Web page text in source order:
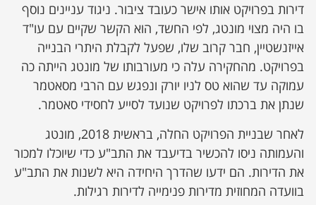
דירות בפרויקט אותו אישר כעובד ציבור. ניגוד עניינים נוסף
בו היה מצוי מונטג, לפי החשד, הוא הקשר שקיים עם עו"ד
אייזנשטיין, חבר קרוב שלו, שפעל לקבלת היתרי הבנייה
בפרויקט. מהחקירה עלה כי מעורבותו של מונטג הייתה כה
עמוקה עד שהוא טס לניו יורק ונפגש עם הרבי מסאטמר
שנתן את ברכתו לפרויקט שנועד לסייע לחסידי סאטמר.
לאחר שבניית הפרויקט החלה, בראשית 2018, מונטג
והעמותה ניסו להכשיר בדיעבד את התב"ע כדי שיוכלו למכור
את הדירות. הם ידעו שהדרך היחידה היא לשנות את התב"ע
בוועדה המחוזית מדירות פנימייה לדירות רגילות.